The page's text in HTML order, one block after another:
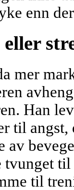
enn
mer
Han
til angst,
av
tvunget
til